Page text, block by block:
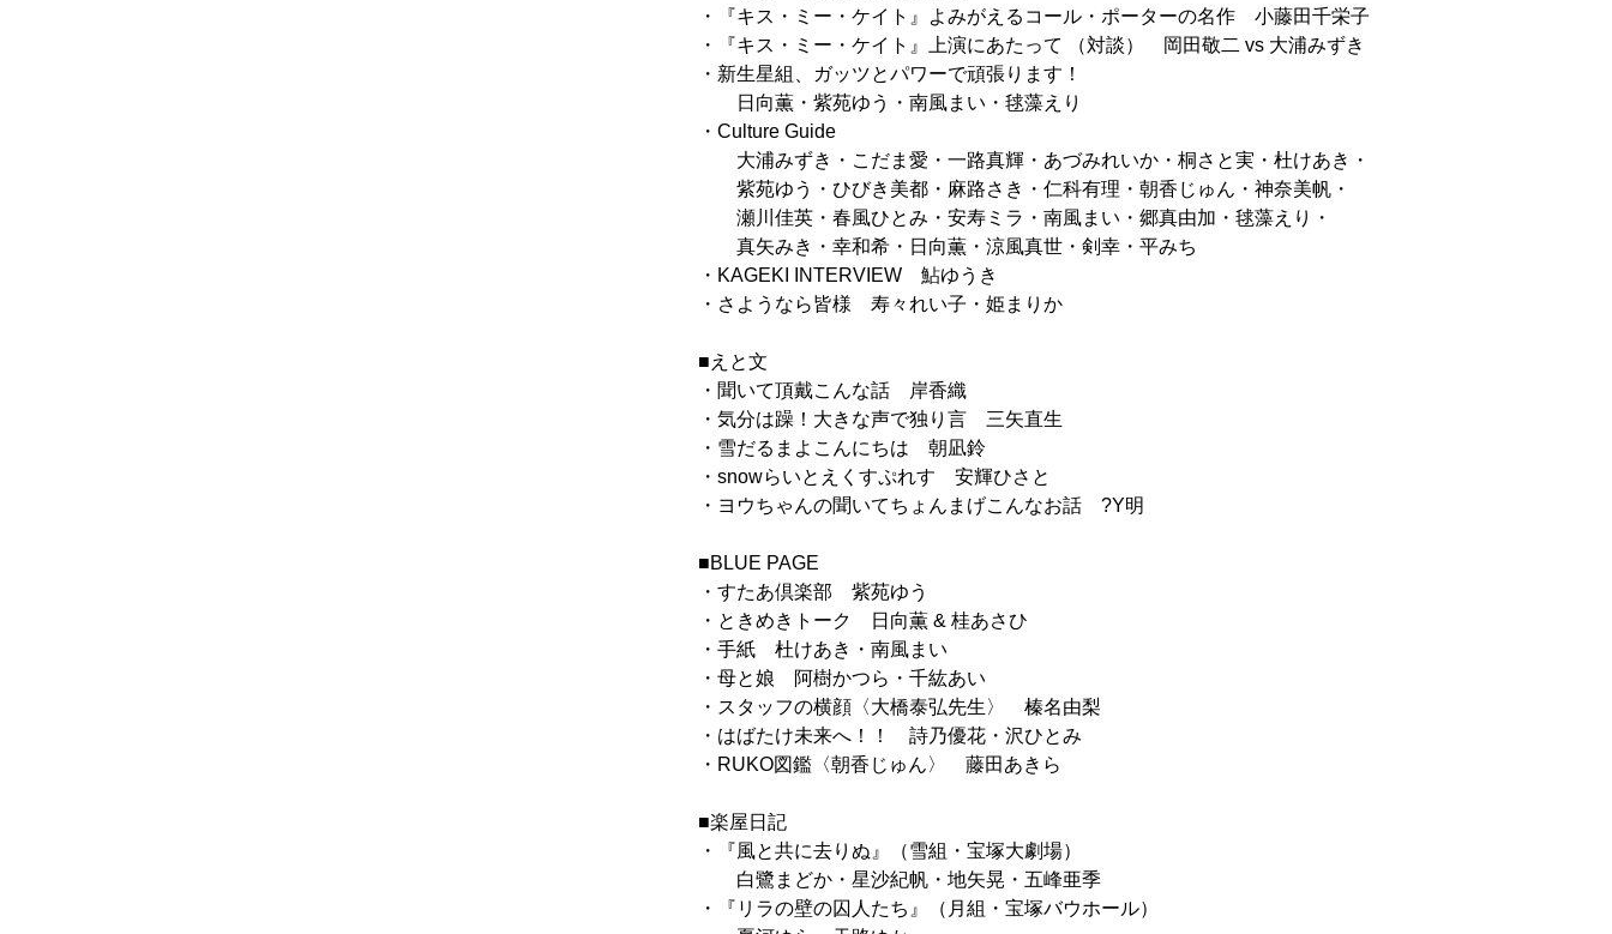
・『キス・ミー・ケイト』よみがえるコール・ポーターの名作 小藤田千栄子
・『キス・ミー・ケイト』上演にあたって （対談） 岡田敬二 vs 大浦みずき
・新生星組、ガッツとパワーで頑張ります！
日向薫・紫苑ゆう・南風まい・毬藻えり
・Culture Guide
大浦みずき・こだま愛・一路真輝・あづみれいか・桐さと実・杜けあき・
紫苑ゆう・ひびき美都・麻路さき・仁科有理・朝香じゅん・神奈美帆・
瀬川佳英・春風ひとみ・安寿ミラ・南風まい・郷真由加・毬藻えり・
真矢みき・幸和希・日向薫・涼風真世・剣幸・平みち
・KAGEKI INTERVIEW 鮎ゆうき
・さようなら皆様 寿々れい子・姫まりか
■えと文
・聞いて頂戴こんな話 岸香織
・気分は躁！大きな声で独り言 三矢直生
・雪だるまよこんにちは 朝凪鈴
・snowらいとえくすぷれす 安輝ひさと
・ヨウちゃんの聞いてちょんまげこんなお話 ?Y明
■BLUE PAGE
・すたあ倶楽部 紫苑ゆう
・ときめきトーク 日向薫 & 桂あさひ
・手紙 杜けあき・南風まい
・母と娘 阿樹かつら・千紘あい
・スタッフの横顔〈大橋泰弘先生〉 榛名由梨
・はばたけ未来へ！！ 詩乃優花・沢ひとみ
・RUKO図鑑〈朝香じゅん〉 藤田あきら
■楽屋日記
・『風と共に去りぬ』（雪組・宝塚大劇場）
白鷺まどか・星沙紀帆・地矢晃・五峰亜季
・『リラの壁の囚人たち』（月組・宝塚バウホール）